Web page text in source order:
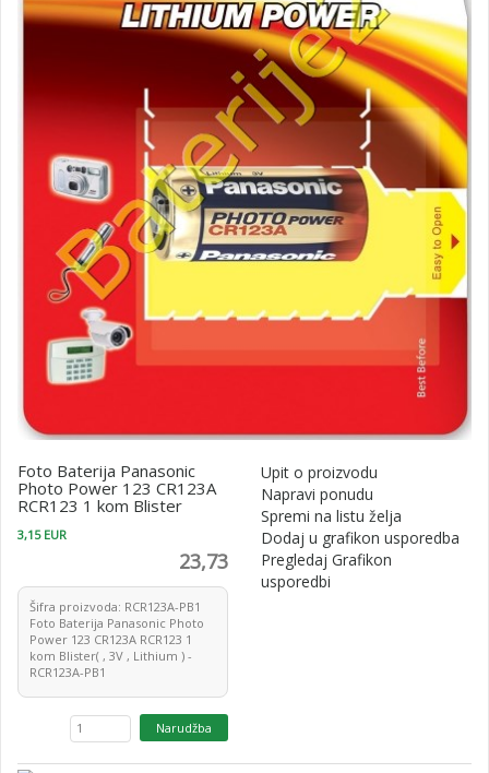
Foto Baterija Panasonic
Photo Power 123 CR123A
RCR123 1 kom Blister
3,15 EUR
23,73
Šifra proizvoda: RCR123A-PB1
Foto Baterija Panasonic Photo
Power 123 CR123A RCR123 1
kom Blister( , 3V , Lithium ) -
RCR123A-PB1
Upit o proizvodu
Napravi ponudu
Spremi na listu želja
Dodaj u grafikon usporedba
Pregledaj Grafikon
usporedbi